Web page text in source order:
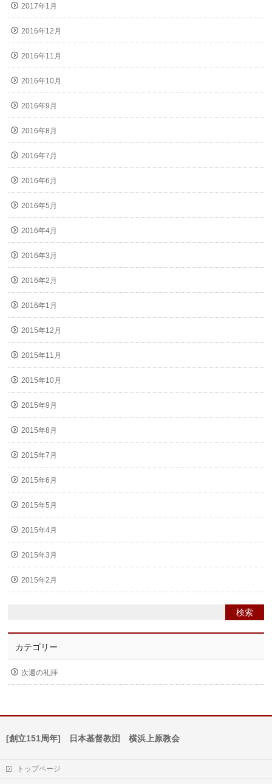
2017年1月
2016年12月
2016年11月
2016年10月
2016年9月
2016年8月
2016年7月
2016年6月
2016年5月
2016年4月
2016年3月
2016年2月
2016年1月
2015年12月
2015年11月
2015年10月
2015年9月
2015年8月
2015年7月
2015年6月
2015年5月
2015年4月
2015年3月
2015年2月
カテゴリー
次週の礼拝
[創立151周年] 日本基督教団 横浜上原教会
トップページ